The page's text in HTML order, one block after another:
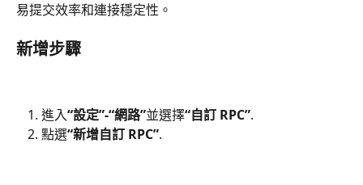
易提交效率和連接穩定性。
新增步驟
進入“設定”-“網路”並選擇“自訂 RPC”.
點選“新增自訂 RPC”.